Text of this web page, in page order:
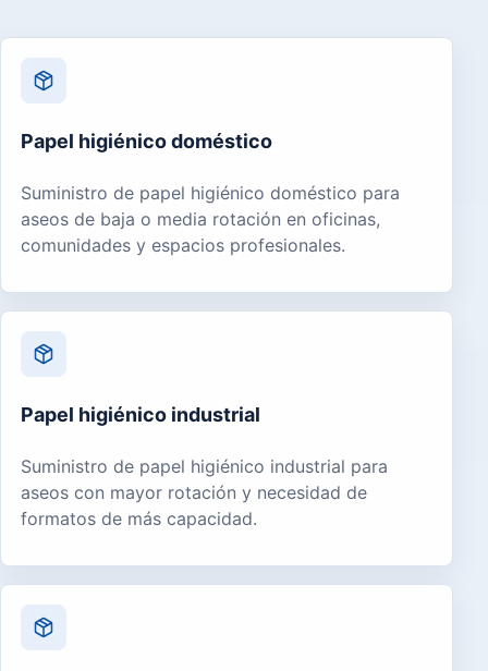
Papel higiénico doméstico
Suministro de papel higiénico doméstico para
aseos de baja o media rotación en oficinas,
comunidades y espacios profesionales.
Papel higiénico industrial
Suministro de papel higiénico industrial para
aseos con mayor rotación y necesidad de
formatos de más capacidad.